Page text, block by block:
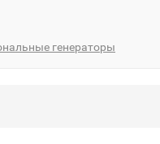
генераторы